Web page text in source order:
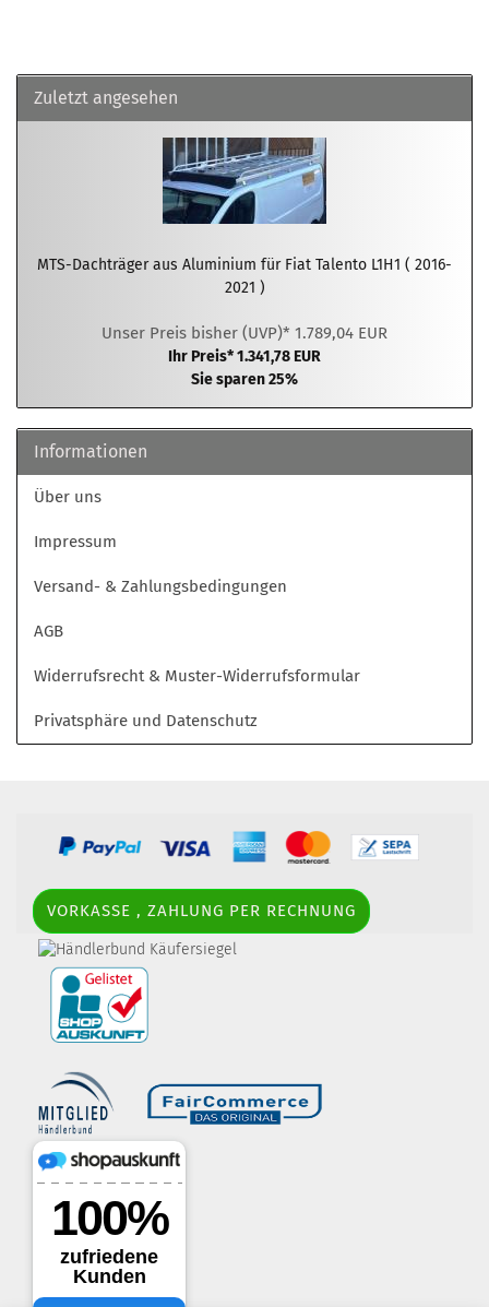
Zuletzt angesehen
MTS-Dachträger aus Aluminium für Fiat Talento L1H1 ( 2016-
2021 )
Unser Preis bisher (UVP)* 1.789,04 EUR
Ihr Preis* 1.341,78 EUR
Sie sparen 25%
Informationen
Über uns
Impressum
Versand- & Zahlungsbedingungen
AGB
Widerrufsrecht & Muster-Widerrufsformular
Privatsphäre und Datenschutz
VORKASSE , ZAHLUNG PER RECHNUNG